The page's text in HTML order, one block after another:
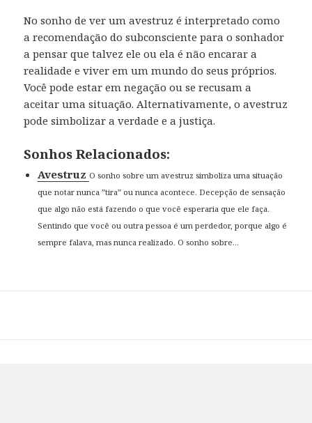
No sonho de ver um avestruz é interpretado como
a recomendação do subconsciente para o sonhador
a pensar que talvez ele ou ela é não encarar a
realidade e viver em um mundo do seus próprios.
Você pode estar em negação ou se recusam a
aceitar uma situação. Alternativamente, o avestruz
pode simbolizar a verdade e a justiça.
Sonhos Relacionados:
Avestruz O sonho sobre um avestruz simboliza uma situação
que notar nunca ”tira” ou nunca acontece. Decepção de sensação
que algo não está fazendo o que você esperaria que ele faça.
Sentindo que você ou outra pessoa é um perdedor, porque algo é
sempre falava, mas nunca realizado. O sonho sobre...